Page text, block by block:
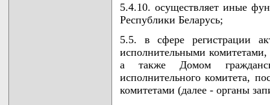
5.4.10. осуществляет иные
Республики Беларусь;
5.5. в сфере регистрации
исполнительными
а также Домом
исполнительного комитета,
комитетами (далее - органы